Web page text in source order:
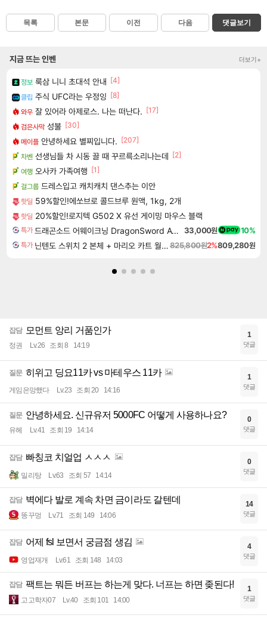
목록 본문 이전 다음 댓글보기
지금 뜨는 인벤 더보기+
정보 룩삼 니니 초대석 안내 [4]
클립 주식 UFC라는 우정잉 [8]
와우 잘 있어라 아제로스. 나는 떠난다. [17]
검은사막 성불 [30]
메이플 안녕하세요 별찌입니다. [207]
차벤 선생님들 차 시동 끌 때 꾸르륵소리나는데 [2]
여행 오사카 가족여행 [1]
걸그룹 드레스입고 캐치캐치 댄스추는 이안
핫딜 59%할인!에쏘브로 콜드브루 원액, 1kg, 2개
핫딜 20%할인!로지텍 G502 X 유선 게이밍 마우스 블랙
특가 드래곤소드 어웨이크닝 DragonSword Awakening 33,000원 10%
특가 닌텐도 스위치 2 본체 + 마리오 카트 월드 + 포켓몬스터 레전드 ZA 닌텐도 스위치 2 에디션 번들825,800원2%809,280원
잡담 모먼트 앙리 거품인가
정권 Lv.26 조회 8 14:19
1
댓글
질문 히위고 딩요11카 vs 마테우스 11카
게임은망했다 Lv.23 조회 20 14:16
1
댓글
질문 안녕하세요. 신규유저 5000FC 어떻게 사용하나요?
유헤 Lv.41 조회 19 14:14
0
댓글
잡담 빠칭코 치얼업 ㅅㅅㅅ
밀리탕 Lv.63 조회 57 14:14
0
댓글
잡담 벽에다 발로 계속 차면 금이라도 갈텐데
똥꾸멍 Lv.71 조회 149 14:06
14
댓글
잡담 어제 fsl 보면서 궁금점 생김
영업재개 Lv.61 조회 148 14:03
4
댓글
잡담 팩트는 뭐든 버프는 하는게 맞다. 너프는 하면 좆된다!
고고학자07 Lv.40 조회 101 14:00
1
댓글